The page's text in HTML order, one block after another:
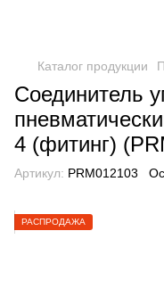
Каталог продукции
Соединитель
4 (фитинг)
Артикул: PRM012103
РАСПРОДАЖА